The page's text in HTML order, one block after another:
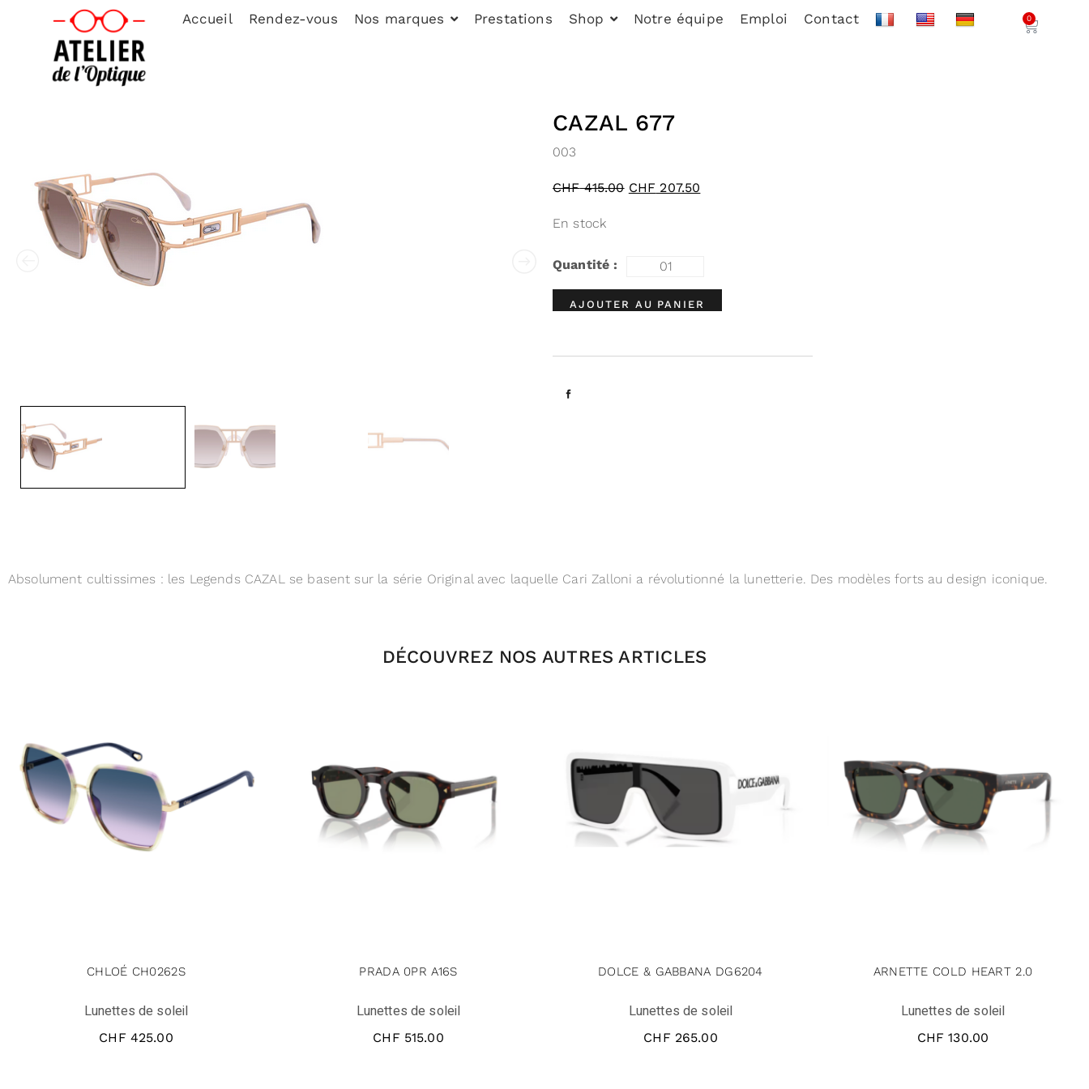
Accueil Rendez-vous Nos marques Prestations Shop Notre équipe Emploi Contact 0
CAZAL 677
003
CHF415.00 CHF 207.50
En stock
AJOUTER AU PANIER
Absolument cultissimes : les Legends CAZAL se basent sur la série Original avec laquelle Cari Zalloni a révolutionné la lunetterie. Des modèles forts au design iconique.
DÉCOUVREZ NOS AUTRES ARTICLES
CHLOÉ CH0262S
Lunettes de soleil
CHF 425.00
PRADA 0PR A16S
Lunettes de soleil
CHF 515.00
DOLCE & GABBANA DG6204
Lunettes de soleil
CHF 265.00
ARNETTE COLD HEART 2.0
Lunettes de soleil
CHF 130.00